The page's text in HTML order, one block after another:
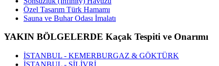
Özel Tasarım Türk Hamamı
Sauna ve Buhar Odası İmalatı
YAKIN BÖLGELERDE Kaçak Tespiti ve Onarımı
İSTANBUL - KEMERBURGAZ & GÖKTÜRK